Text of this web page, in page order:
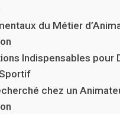
du Métier
Indispensables pour
chez un